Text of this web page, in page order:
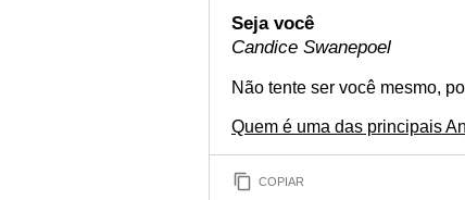
Seja você
Candice Swanepoel
Não tente ser você mesmo,
Quem é uma das principais
COPIAR